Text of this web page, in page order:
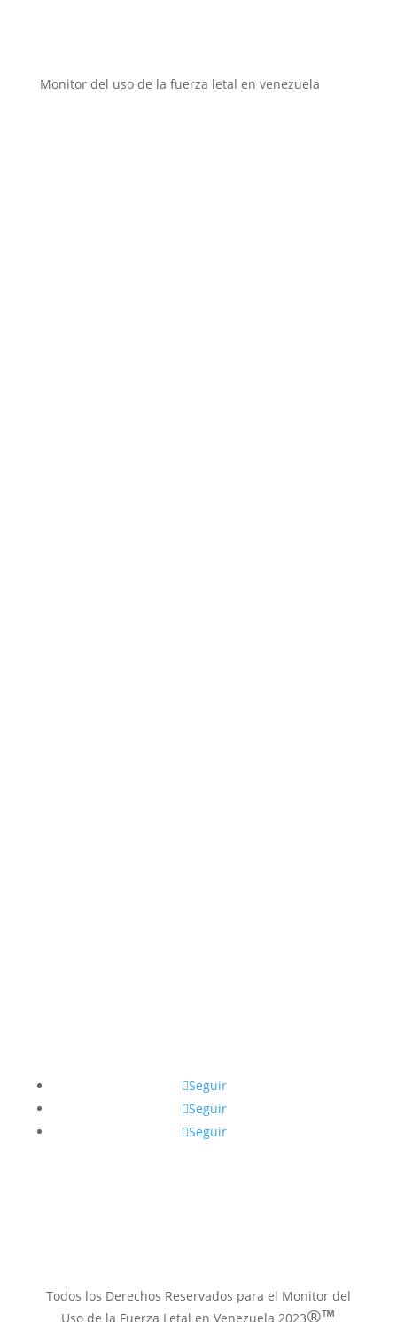
Monitor del uso de la fuerza letal en venezuela
Seguir
Seguir
Seguir
Todos los Derechos Reservados para el Monitor del
Uso de la Fuerza Letal en Venezuela 2023®™